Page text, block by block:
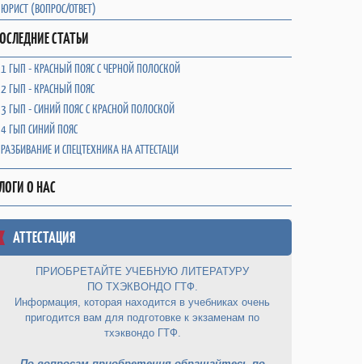
ЮРИСТ (ВОПРОС/ОТВЕТ)
СТАТЬИ
1 ГЫП - КРАСНЫЙ ПОЯС С ЧЕРНОЙ ПОЛОСКОЙ
2 ГЫП - КРАСНЫЙ ПОЯС
3 ГЫП - СИНИЙ ПОЯС С КРАСНОЙ ПОЛОСКОЙ
4 ГЫП СИНИЙ ПОЯС
РАЗБИВАНИЕ И СПЕЦТЕХНИКА НА АТТЕСТАЦИ
О НАС
АТТЕСТАЦИЯ
ПРИОБРЕТАЙТЕ УЧЕБНУЮ ЛИТЕРАТУРУ
ПО ТХЭКВОНДО ГТФ.
Информация, которая находится в учебниках очень
пригодится вам для подготовке к экзаменам по
тхэквондо ГТФ.